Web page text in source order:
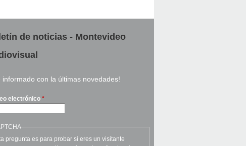
de noticias - Montevideo
informado con la últimas novedades!
electrónico *
pregunta es para probar si eres un visitante